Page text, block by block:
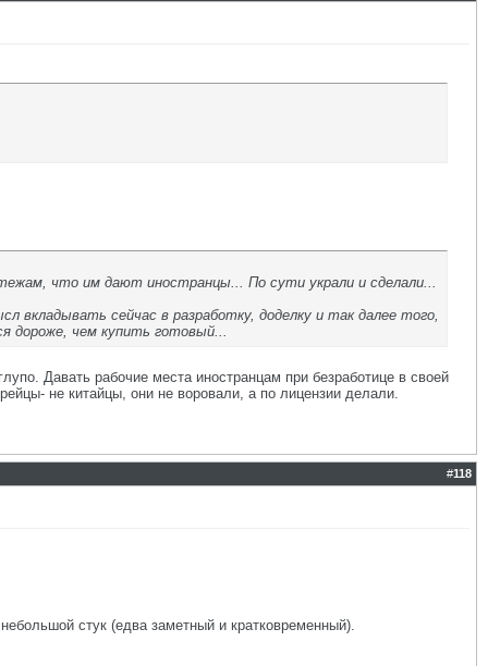
что им дают иностранцы... По сути украли и сделали...
сейчас в разработку, доделку и так далее того,
дороже, чем купить готовый...
Давать рабочие места иностранцам при безработице в своей
не китайцы, они не воровали, а по лицензии делали.
#118
стук (едва заметный и кратковременный).